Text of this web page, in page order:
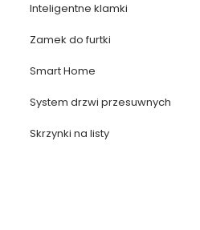
Inteligentne klamki
Zamek do furtki
Smart Home
System drzwi przesuwnych
Skrzynki na listy